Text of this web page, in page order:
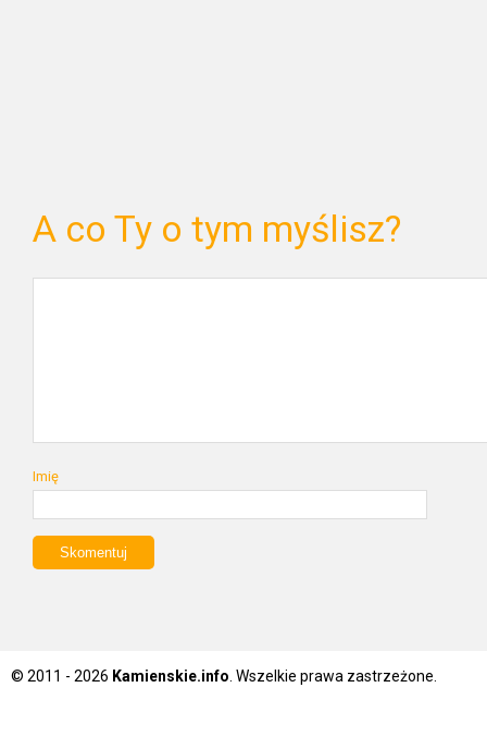
A co Ty o tym myślisz?
Imię
© 2011 - 2026 Kamienskie.info . Wszelkie prawa zastrzeżone.